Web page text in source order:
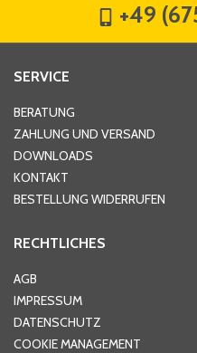
Hausnummer
Ort*
Telefon
+49
SERVICE
BERATUNG
ZAHLUNG UND VERSAND
DOWNLOADS
KONTAKT
BESTELLUNG WIDERRUFEN
RECHTLICHES
AGB
IMPRESSUM
DATENSCHUTZ
COOKIE MANAGEMENT